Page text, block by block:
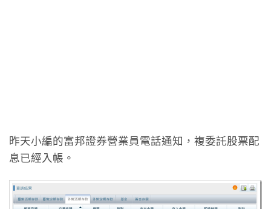
昨天小編的富邦證券營業員電話通知，複委託股票配
息已經入帳。